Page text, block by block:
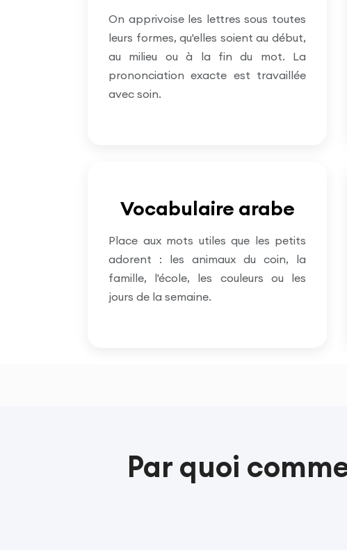
On apprivoise les lettres sous toutes
leurs formes, qu'elles soient au début,
au milieu ou à la fin du mot. La
prononciation exacte est travaillée
avec soin.
Vocabulaire arabe
Place aux mots utiles que les petits
adorent : les animaux du coin, la
famille, l'école, les couleurs ou les
jours de la semaine.
Par quoi